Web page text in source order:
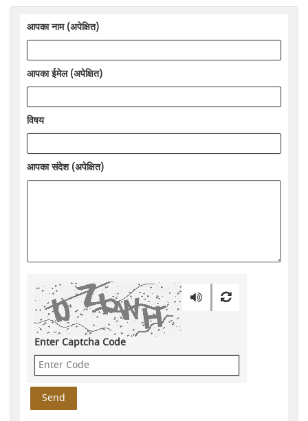
आपका नाम (अपेक्षित)
आपका ईमेल (अपेक्षित)
विषय
आपका संदेश (अपेक्षित)
Enter Captcha Code